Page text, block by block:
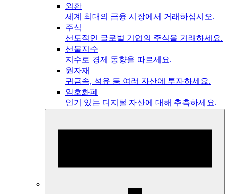
외환
세계 최대의 금융 시장에서 거래하십시오.
주식
선도적인 글로벌 기업의 주식을 거래하세요.
선물지수
지수로 경제 동향을 따르세요.
원자재
귀금속, 석유 등 여러 자산에 투자하세요.
암호화폐
인기 있는 디지털 자산에 대해 추측하세요.